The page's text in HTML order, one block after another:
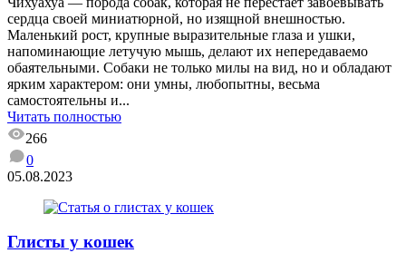
сердца своей миниатюрной, но изящной внешностью.
Маленький рост, крупные выразительные глаза и ушки,
напоминающие летучую мышь, делают их непередаваемо
обаятельными. Собаки не только милы на вид, но и обладают
ярким характером: они умны, любопытны, весьма
самостоятельны и...
Читать полностью
266
0
05.08.2023
Глисты у кошек